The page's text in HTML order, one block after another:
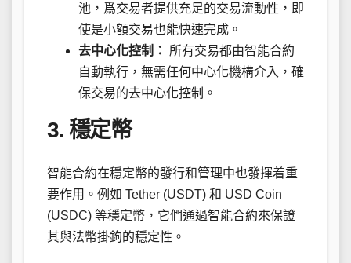
池，爲交易者提供充足的交易流動性，即
使是小額交易也能快速完成。
去中心化控制：
所有交易都由智能合約
自動執行，無需任何中心化機構介入，確
保交易的去中心化控制。
3. 穩定幣
智能合約在穩定幣的發行和管理中也發揮着重
要作用。例如 Tether (USDT) 和 USD Coin
(USDC) 等穩定幣，它們通過智能合約來保證
其與法幣掛鉤的穩定性。